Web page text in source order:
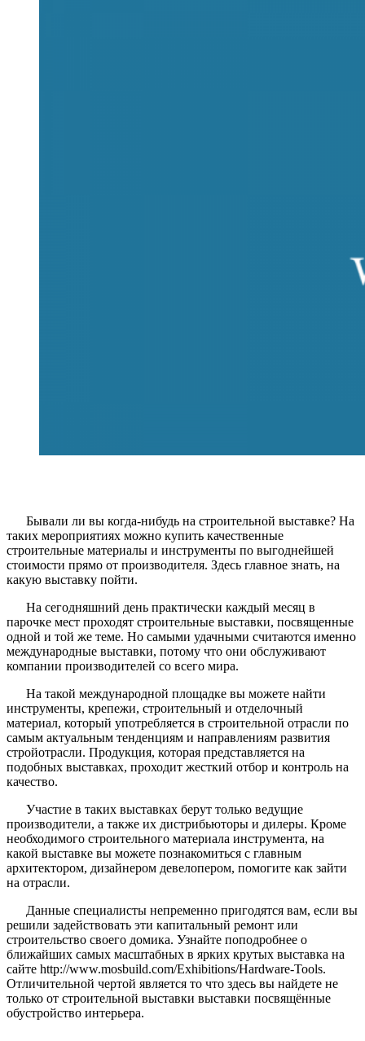
Бывали ли вы когда-нибудь на строительной выставке? На
таких мероприятиях можно купить качественные
строительные материалы и инструменты по выгоднейшей
стоимости прямо от производителя. Здесь главное знать, на
какую выставку пойти.
На сегодняшний день практически каждый месяц в
парочке мест проходят строительные выставки, посвященные
одной и той же теме. Но самыми удачными считаются именно
международные выставки, потому что они обслуживают
компании производителей со всего мира.
На такой международной площадке вы можете найти
инструменты, крепежи, строительный и отделочный
материал, который употребляется в строительной отрасли по
самым актуальным тенденциям и направлениям развития
стройотрасли. Продукция, которая представляется на
подобных выставках, проходит жесткий отбор и контроль на
качество.
Участие в таких выставках берут только ведущие
производители, а также их дистрибьюторы и дилеры. Кроме
необходимого строительного материала инструмента, на
какой выставке вы можете познакомиться с главным
архитектором, дизайнером девелопером, помогите как зайти
на отрасли.
Данные специалисты непременно пригодятся вам, если вы
решили задействовать эти капитальный ремонт или
строительство своего домика. Узнайте поподробнее о
ближайших самых масштабных в ярких крутых выставка на
сайте http://www.mosbuild.com/Exhibitions/Hardware-Tools.
Отличительной чертой является то что здесь вы найдете не
только от строительной выставки выставки посвящённые
обустройство интерьера.